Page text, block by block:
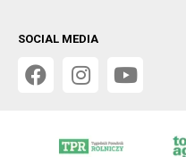
SOCIAL MEDIA